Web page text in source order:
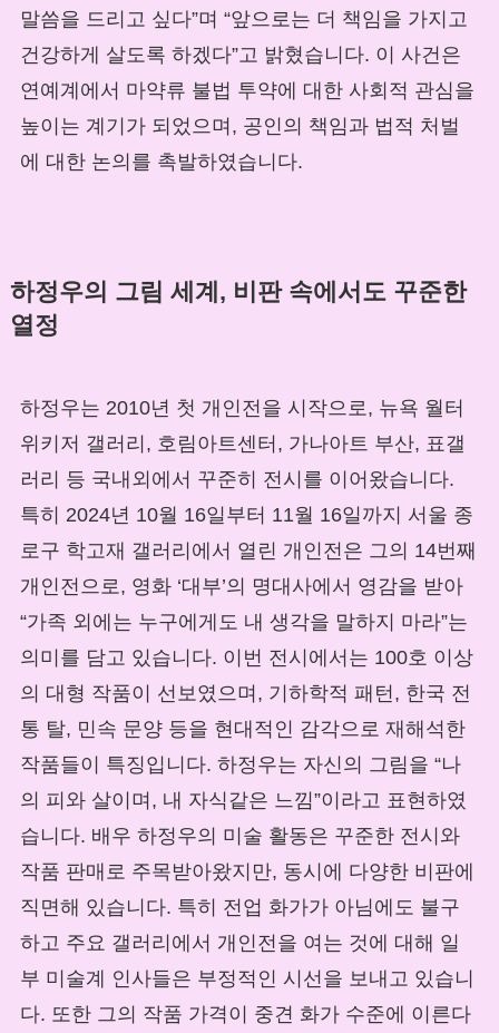
말씀을 드리고 싶다”며 “앞으로는 더 책임을 가지고
건강하게 살도록 하겠다”고 밝혔습니다. 이 사건은
연예계에서 마약류 불법 투약에 대한 사회적 관심을
높이는 계기가 되었으며, 공인의 책임과 법적 처벌
에 대한 논의를 촉발하였습니다.
하정우의 그림 세계, 비판 속에서도 꾸준한
열정
하정우는 2010년 첫 개인전을 시작으로, 뉴욕 월터
위키저 갤러리, 호림아트센터, 가나아트 부산, 표갤
러리 등 국내외에서 꾸준히 전시를 이어왔습니다.
특히 2024년 10월 16일부터 11월 16일까지 서울 종
로구 학고재 갤러리에서 열린 개인전은 그의 14번째
개인전으로, 영화 ‘대부’의 명대사에서 영감을 받아
“가족 외에는 누구에게도 내 생각을 말하지 마라”는
의미를 담고 있습니다. 이번 전시에서는 100호 이상
의 대형 작품이 선보였으며, 기하학적 패턴, 한국 전
통 탈, 민속 문양 등을 현대적인 감각으로 재해석한
작품들이 특징입니다. 하정우는 자신의 그림을 “나
의 피와 살이며, 내 자식같은 느낌”이라고 표현하였
습니다. 배우 하정우의 미술 활동은 꾸준한 전시와
작품 판매로 주목받아왔지만, 동시에 다양한 비판에
직면해 있습니다. 특히 전업 화가가 아님에도 불구
하고 주요 갤러리에서 개인전을 여는 것에 대해 일
부 미술계 인사들은 부정적인 시선을 보내고 있습니
다. 또한 그의 작품 가격이 중견 화가 수준에 이른다